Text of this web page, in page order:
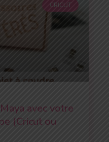
CRICUT
avec votre
(Cricut ou